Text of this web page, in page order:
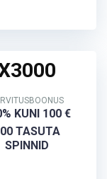
KUNI 100 €
TASUTA
SPINNID